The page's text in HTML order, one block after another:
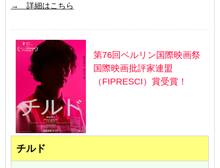
→ 詳細はこちら
第76回ベルリン国際映画祭
国際映画批評家連盟
（FIPRESCI）賞受賞！
チルド